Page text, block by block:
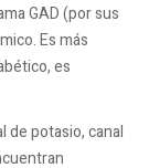
GAD (por sus
Es más
es
de potasio, canal